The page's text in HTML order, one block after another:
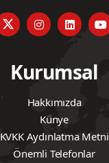
Kurumsal
Hakkımızda
Künye
KVKK Aydınlatma Metni
Önemli Telefonlar